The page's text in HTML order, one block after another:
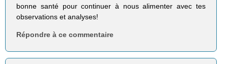
bonne santé pour continuer à nous alimenter avec tes
observations et analyses!
Répondre à ce commentaire